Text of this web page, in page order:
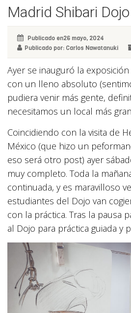
Madrid Shibari Dojo
Publicado en26 mayo, 2024
Publicado por: Carlos Nawatanuki
Ayer se inauguró la
con un lleno absoluto
pudiera venir más gente,
necesitamos un local más
Coincidiendo con la visita de
México (que hizo un
eso será otro post) ayer
muy completo. Toda la
continuada, y es maravilloso
estudiantes del Dojo van
con la práctica. Tras la pausa
al Dojo para práctica guiada y